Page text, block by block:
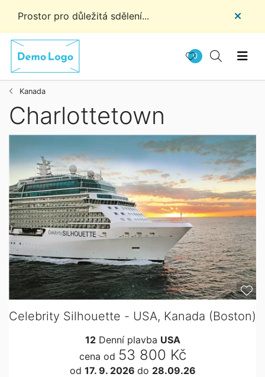
Prostor pro důležitá sdělení...
0
Kanada
Charlottetown
Celebrity Silhouette - USA, Kanada (Boston)
12Denní plavba USA
cena od 53 800 Kč
od 17. 9. 2026 do 28.09.26